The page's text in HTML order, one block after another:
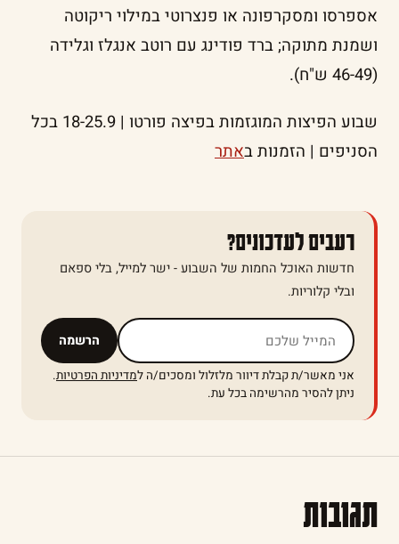
אספרסו ומסקרפונה או פנצרוטי במילוי ריקוטה
ושמנת מתוקה; ברד פודינג עם רוטב אנגלז וגלידה
(46-49 ש"ח).
שבוע הפיצות המוגזמות בפיצה פורטו | 18-25.9 בכל
הסניפים | הזמנות באתר
רעבים לעדכונים?
חדשות האוכל החמות של השבוע - ישר למייל, בלי ספאם
ובלי קלוריות.
הרשמה אל תמלאו שדה זה
אני מאשר/ת קבלת דיוור מלזלול ומסכים/ה למדיניות הפרטיות.
ניתן להסיר מהרשימה בכל עת.
תגובות